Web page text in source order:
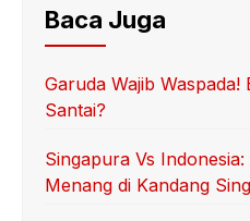
Baca Juga
Garuda Wajib
Santai?
Singapura Vs
Menang di Kandang